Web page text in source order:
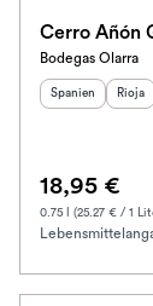
Cerro Añón
Bodegas Olarra
Herkunftsland:
Spanien Rioja
18,95 €
0.75 l (25.27 € / 1